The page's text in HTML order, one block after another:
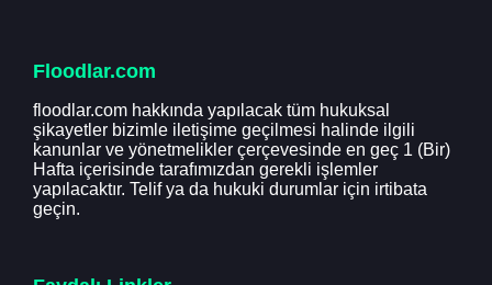
Floodlar.com
floodlar.com hakkında yapılacak tüm hukuksal
şikayetler bizimle iletişime geçilmesi halinde ilgili
kanunlar ve yönetmelikler çerçevesinde en geç 1 (Bir)
Hafta içerisinde tarafımızdan gerekli işlemler
yapılacaktır. Telif ya da hukuki durumlar için irtibata
geçin.